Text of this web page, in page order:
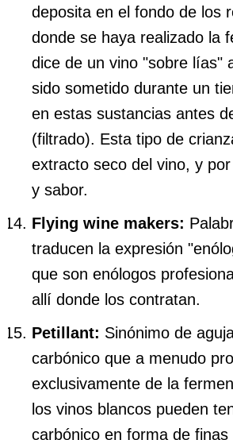
deposita en el fondo de los
donde se haya realizado la
dice de un vino "sobre lías"
sido sometido durante un
en estas sustancias antes
(filtrado). Esta tipo de
extracto seco del vino, y
y sabor.
Flying wine makers:
traducen la expresión
que son enólogos
allí donde los contratan.
Petillant: Sinónimo de
carbónico que a menudo
exclusivamente de la
los vinos blancos pueden
carbónico en forma de